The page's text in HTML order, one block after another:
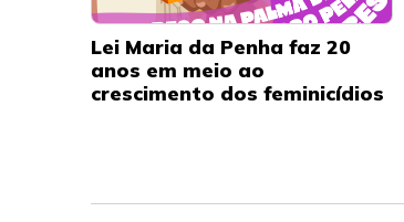
Lei Maria da Penha faz 20
anos em meio ao
crescimento dos feminicídios